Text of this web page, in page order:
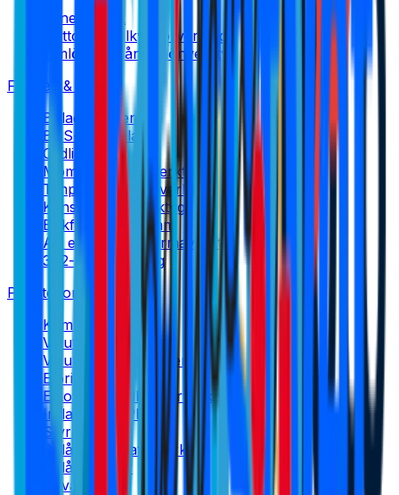
Lönestatistik
Nettolönekalkylator verktyg
Timlön ↔ månadslön verktyg
Företag & skatt
Bolagsformer
BAS-kontoplan
Ordlista
Momskalkylatorverktyg
Timpriskalkylator verktyg
Konsult-netto
verktyg
Bokföringsprogram
AB eller enskild firma verktyg
3:12-kalkyl verktyg
Privatekonomi
Kommunalskatt
Valutor
Valutaomvandlare
verktyg
Elpris
Elkostnadskalkylatorverktyg
Inflation & KPI
Styrränta
Bolånekalkylator
verktyg
Bolåneräntor
Privatlån